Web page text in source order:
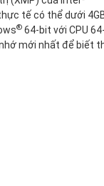
tế có thể dưới
® 64-bit với CPU
mới nhất để biết